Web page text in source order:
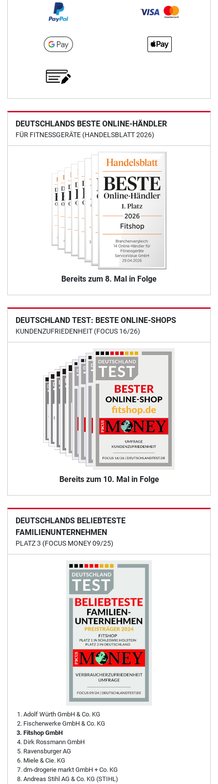
DEUTSCHLANDS BESTE ONLINE-HÄNDLER
FÜR FITNESSGERÄTE (HANDELSBLATT 2026)
Bereits zum 8. Mal in Folge
DEUTSCHLAND TEST: BESTE ONLINE-SHOPS
KUNDENZUFRIEDENHEIT (FOCUS 16/26)
Bereits zum 10. Mal in Folge
DEUTSCHLANDS BELIEBTESTE
FAMILIENUNTERNEHMEN
PLATZ 3 (FOCUS MONEY 09/25)
Adolf Würth GmbH & Co. KG
Fischerwerke GmbH & Co. KG
Fitshop GmbH
Dirk Rossmann GmbH
Ravensburger AG
Miele & Cie. KG
dm-drogerie markt GmbH + Co. KG
Andreas Stihl AG & Co. KG (STIHL)